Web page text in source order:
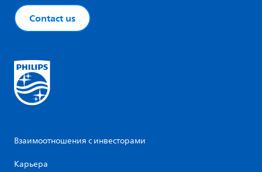
Contact us
Взаимоотношения с инвесторами
Карьера